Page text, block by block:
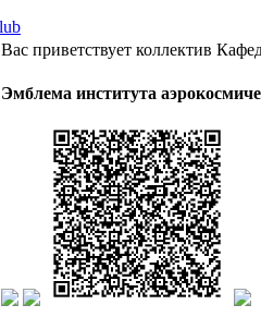
Вас приветствует коллектив
Эмблема института